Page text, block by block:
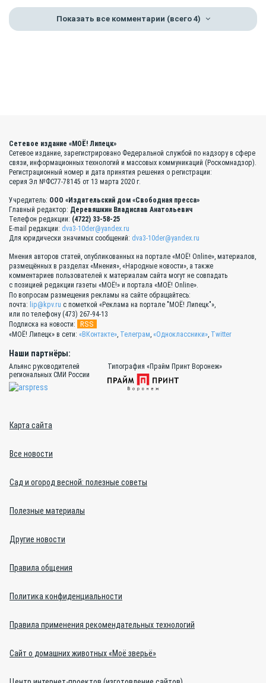
Показать все комментарии (всего 4)
Сетевое издание «МОЁ! Липецк»
Сетевое издание, зарегистрировано Федеральной службой по надзору в сфере
связи, информационных технологий и массовых коммуникаций (Роскомнадзор).
Регистрационный номер и дата принятия решения о регистрации:
серия Эл №ФС77-78145 от 13 марта 2020 г.
Учредитель: ООО «Издательский дом «Свободная пресса»
Главный редактор: Деревяшкин Владислав Анатольевич
Телефон редакции: (4722) 33-58-25
E-mail редакции: dva3-10der@yandex.ru
Для юридически значимых сообщений: dva3-10der@yandex.ru
Мнения авторов статей, опубликованных на портале «МОЁ! Online», материалов,
размещённых в разделах «Мнения», «Народные новости», а также
комментариев пользователей к материалам сайта могут не совпадать
с позицией редакции газеты «МОЁ!» и портала «МОЁ! Online».
По вопросам размещения рекламы на сайте обращайтесь:
почта: lip@kpv.ru с пометкой «Реклама на портале "МОЁ! Липецк"»,
или по телефону (473) 267-94-13
Подписка на новости:
RSS
«МОЁ! Липецк» в сети: «ВКонтакте», Телеграм, «Одноклассники», Twitter
Наши партнёры:
Альянс руководителей
региональных СМИ России
Типография «Прайм Принт Воронеж»
Карта сайта
Все новости
Сад и огород весной: полезные советы
Полезные материалы
Другие новости
Правила общения
Политика конфиденциальности
Правила применения рекомендательных технологий
Сайт о домашних животных «Моё зверьё»